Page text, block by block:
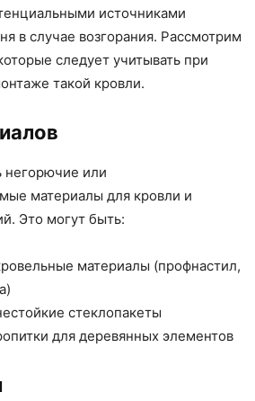
источниками
в случае возгорания. Рассмотрим
следует учитывать при
такой кровли.
негорючие или
материалы для кровли и
Это могут быть:
материалы (профнастил,
стеклопакеты
для деревянных элементов